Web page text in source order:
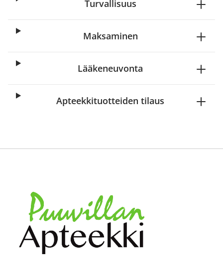
Turvallisuus
Maksaminen
Lääkeneuvonta
Apteekkituotteiden tilaus